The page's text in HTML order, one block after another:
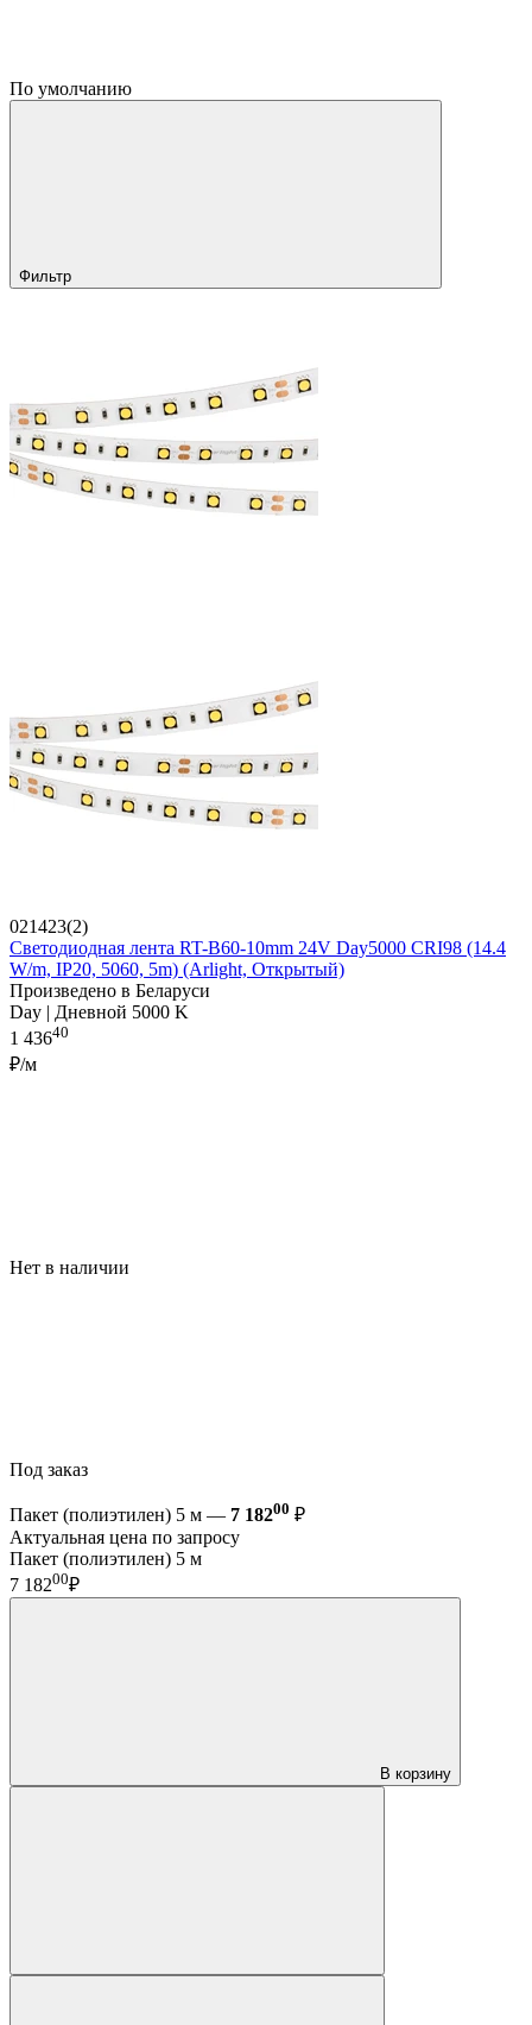
По умолчанию
Фильтр
021423(2)
Светодиодная лента RT-B60-10mm 24V Day5000 CRI98 (14.4
W/m, IP20, 5060, 5m) (Arlight, Открытый)
Произведено в Беларуси
Day | Дневной 5000 K
1 43640
₽/м
Нет в наличии
Под заказ
Пакет (полиэтилен) 5 м — 7 18200 ₽
Актуальная цена по запросу
Пакет (полиэтилен) 5 м
7 18200₽
В корзину